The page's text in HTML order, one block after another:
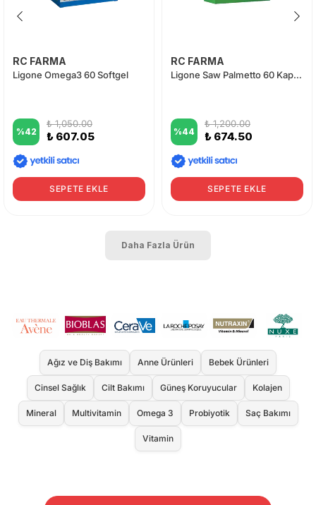
RC FARMA
Ligone Omega3 60 Softgel
%42
₺ 1,050.00
₺ 607.05
SEPETE EKLE
RC FARMA
Ligone Saw Palmetto 60 Kapsül
%44
₺ 1,200.00
₺ 674.50
SEPETE EKLE
Daha Fazla Ürün
Ağız ve Diş Bakımı Anne Ürünleri Bebek Ürünleri
Cinsel Sağlık Cilt Bakımı Güneş Koruyucular Kolajen
Mineral Multivitamin Omega 3 Probiyotik Saç Bakımı
Vitamin